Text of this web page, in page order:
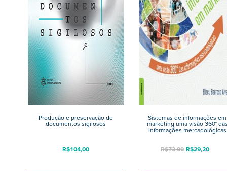
Produção e preservação de
documentos sigilosos
R$104,00
Sistemas de informações em
marketing uma visão 360°
informações mercadológicas
R$73,00 R$29,20